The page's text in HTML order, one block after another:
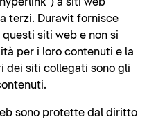
terzi. Duravit fornisce
siti web e non si
per i loro contenuti e la
dei siti collegati sono gli
sono protette dal diritto